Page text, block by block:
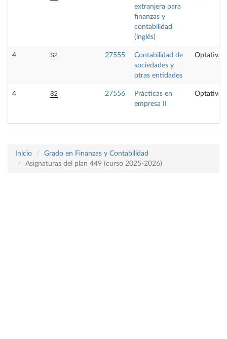
extranjera para
finanzas y
contabilidad
(inglés)
4 S2 27555
Contabilidad de
sociedades y
otras entidades
Optativa
4 S2 27556
Prácticas en
empresa II
Optativa
Inicio
Grado en Finanzas y Contabilidad
Asignaturas del plan 449 (curso 2025-2026)